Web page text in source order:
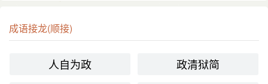
成语接龙(顺接)
人自为政
政清狱简